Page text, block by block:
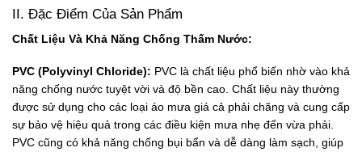
II. Đặc Điểm Của Sản Phẩm
Chất Liệu Và Khả Năng Chống Thấm Nước:
PVC (Polyvinyl Chloride): PVC là chất liệu phổ biến nhờ vào khả
năng chống nước tuyệt vời và độ bền cao. Chất liệu này thường
được sử dụng cho các loại áo mưa giá cả phải chăng và cung cấp
sự bảo vệ hiệu quả trong các điều kiện mưa nhẹ đến vừa phải.
PVC cũng có khả năng chống bụi bẩn và dễ dàng làm sạch, giúp